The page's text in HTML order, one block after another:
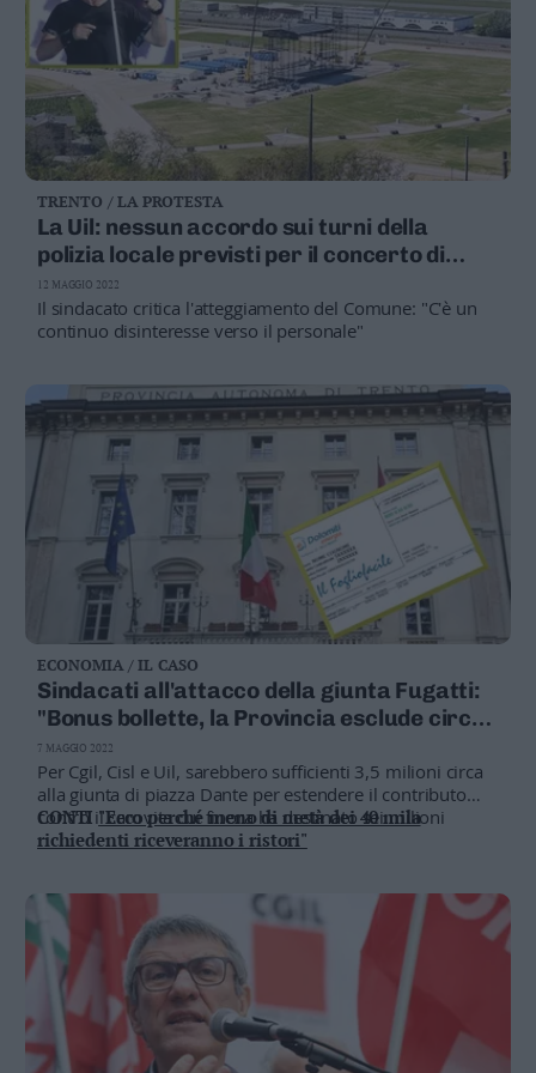
TRENTO / LA PROTESTA
La Uil: nessun accordo sui turni della
polizia locale previsti per il concerto di
Vasco
Il sindacato critica l'atteggiamento del Comune: "C'è un
continuo disinteresse verso il personale"
12 MAGGIO 2022
ECONOMIA / IL CASO
Sindacati all'attacco della giunta Fugatti:
"Bonus bollette, la Provincia esclude circa
10mila famiglie trentine"
Per Cgil, Cisl e Uil, sarebbero sufficienti 3,5 milioni circa
alla giunta di piazza Dante per estendere il contributo
contro il carovita cui finora ha destinato sei milioni
CONTI"Ecco perché meno di metà dei 40 mila
richiedenti riceveranno i ristori"
7 MAGGIO 2022